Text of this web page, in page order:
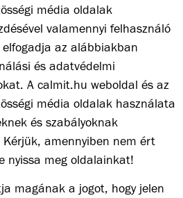
média oldalak
valamennyi felhasználó
az alábbiakban
és adatvédelmi
A calmit.hu weboldal és az
média oldalak használata
és szabályoknak
amennyiben nem ért
nyissa meg oldalainkat!
magának a jogot, hogy jelen